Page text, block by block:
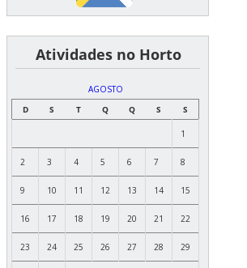
͏ ͏ ͏ ͏ ͏ ͏Atividades no Horto
AGOSTO
D
S T Q Q S S
1
2 3 4 5 6 7 8
9 10 11 12 13 14 15
16 17 18 19 20 21 22
23 24 25 26 27 28 29